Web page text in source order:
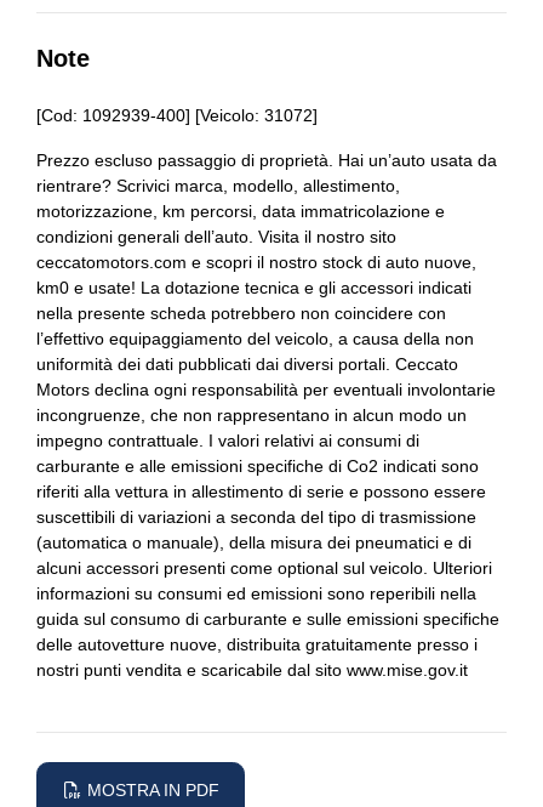
Bagagliaio apribile elettricamente
Blocco differenziale
Cambio al volante
Cerchi in lega
Chiusura centralizzata
Controllo qualità dell'aria
Cromature interne
Display multifunzione
Doppio scarico
Fari bi-xenon
Fari con accensione automatica
Fari posteriori a led
Interni in pelle
Note
[Cod: 1092939-400] [Veicolo: 31072]
Prezzo escluso passaggio di proprietà. Hai un’auto usata da
rientrare? Scrivici marca, modello, allestimento,
motorizzazione, km percorsi, data immatricolazione e
condizioni generali dell’auto. Visita il nostro sito
ceccatomotors.com e scopri il nostro stock di auto nuove,
km0 e usate! La dotazione tecnica e gli accessori indicati
nella presente scheda potrebbero non coincidere con
l’effettivo equipaggiamento del veicolo, a causa della non
uniformità dei dati pubblicati dai diversi portali. Ceccato
Motors declina ogni responsabilità per eventuali involontarie
incongruenze, che non rappresentano in alcun modo un
impegno contrattuale. I valori relativi ai consumi di
carburante e alle emissioni specifiche di Co2 indicati sono
riferiti alla vettura in allestimento di serie e possono essere
suscettibili di variazioni a seconda del tipo di trasmissione
(automatica o manuale), della misura dei pneumatici e di
alcuni accessori presenti come optional sul veicolo. Ulteriori
informazioni su consumi ed emissioni sono reperibili nella
guida sul consumo di carburante e sulle emissioni specifiche
delle autovetture nuove, distribuita gratuitamente presso i
nostri punti vendita e scaricabile dal sito www.mise.gov.it
MOSTRA IN PDF